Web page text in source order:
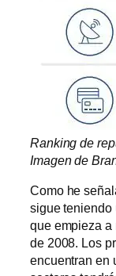
Ranking de
Imagen de
Como he
sigue teniendo
que empieza a
de 2008. Los
encuentran en